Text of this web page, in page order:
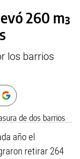
260 m³
los barrios
año el
retirar 264